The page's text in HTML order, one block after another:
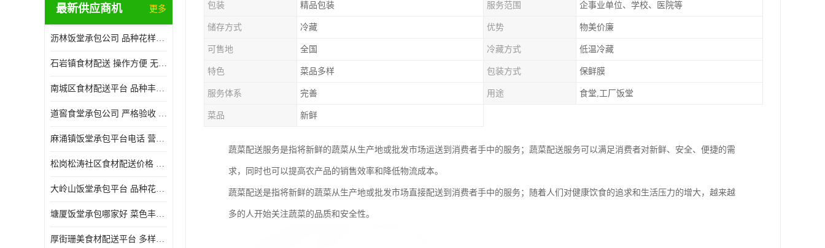
最新供应商机 更多
沥林饭堂承包公司 品种花样丰富 提高员工饮食质量
石岩镇食材配送 操作方便 无需亲自管理
南城区食材配送平台 品种丰富 配送时间较短
道窖食堂承包公司 严格验收 维持供膳品质稳定
麻涌镇饭堂承包平台电话 营养均衡 定期推出新菜式
松岗松涛社区食材配送价格 搭配均匀 菜式品种类别多
大岭山饭堂承包平台 品种花样丰富 定期推出新菜式
塘厦饭堂承包哪家好 菜色丰富 大幅度降低食材成本
厚街珊美食材配送平台 多样化选择 提高膳食质量
包装 精品包装 服务范围 企事业单位、学校、医院等
储存方式 冷藏 优势 物美价廉
可售地 全国 冷藏方式 低温冷藏
特色 菜品多样 包装方式 保鲜膜
服务体系 完善 用途 食堂,工厂饭堂
菜品 新鲜
蔬菜配送服务是指将新鲜的蔬菜从生产地或批发市场运送到消费者手中的服务；蔬菜配送服务可以满足消费者对新鲜、安全、便捷的需
求，同时也可以提高农产品的销售效率和降低物流成本。
蔬菜配送是指将新鲜的蔬菜从生产地或批发市场直接配送到消费者手中的服务；随着人们对健康饮食的追求和生活压力的增大，越来越
多的人开始关注蔬菜的品质和安全性。